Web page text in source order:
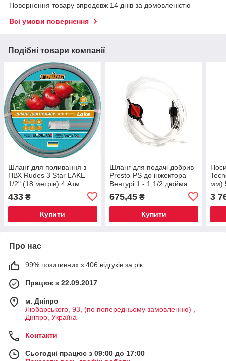
Повернення товару впродовж 14 днів за домовленістю
Всі умови повернення
Подібні товари компанії
Шланг для поливання з
ПВХ Rudes 3 Star LAKE
1/2" (18 метрів) 4 Атм
433 ₴
Купити
Шланг для подачі добрив
Presto-PS до інжектора
Вентурі 1 - 1,1/2 дюйма
675,45₴
Купити
мм)
та
3
Про нас
99% позитивних з 406 відгуків за рік
Працює з 22.09.2017
м. Дніпро
Любарського, 93, (по попередньому замовленню) ,
Дніпро, Україна
Контакти
Сьогодні працює з 09:00 до 17:00